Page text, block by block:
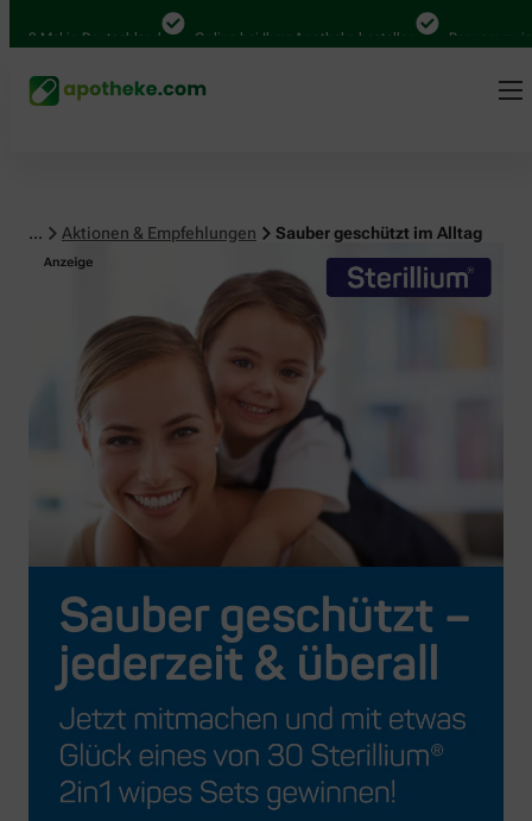
in Deutschland Online bei Ihrer Apotheke bestellen Bequem
... Aktionen & Empfehlungen Sauber geschützt im Alltag